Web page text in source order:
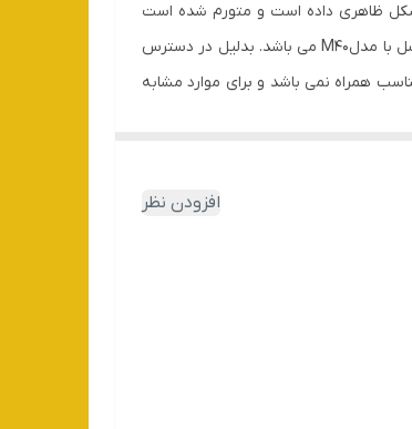
شکل ظاهری داده است و متورم شده است
قابل استفاده برای مودم های همراه ایرانسل با مدلM40 می باشد. بدلیل در دسترس
همراه نمی باشد و برای موارد مشابه
افزودن نظر